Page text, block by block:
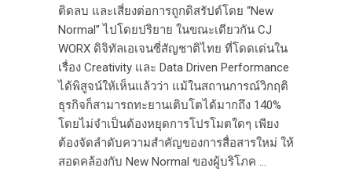
ติดลบ และเสี่ยงต่อการถูกดิสรัปต์โดย “New
Normal” ไปโดยปริยาย ในขณะเดียวกัน CJ
WORX ดิจิทัลเอเจนซี่สัญชาติไทย ที่โดดเด่นใน
เรื่อง Creativity และ Data Driven Performance
ได้พิสูจน์ให้เห็นแล้วว่า แม้ในสถานการณ์วิกฤติ
ธุรกิจก็สามารถทะยานเติบโตได้มากถึง 140%
โดยไม่จำเป็นต้องหยุดการโปรโมตใดๆ เพียง
ต้องจัดลำดับความสำคัญของการสื่อสารใหม่ ให้
สอดคล้องกับ New Normal ของผู้บริโภค